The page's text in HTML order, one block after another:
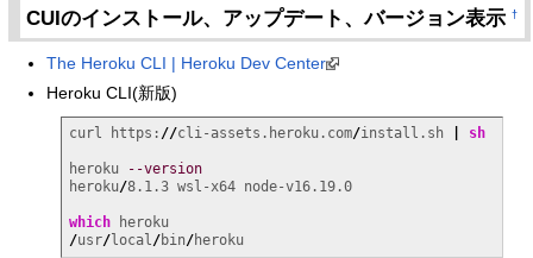
CUIのインストール、アップデート、バージョン表示†
The Heroku CLI | Heroku Dev Center
Heroku CLI(新版)
curl https: //cli-assets.heroku.com/install.sh sh
heroku
--version
heroku/8.1.3 wsl-x64 node-v16.19.0
which
heroku
/usr/local/bin/heroku